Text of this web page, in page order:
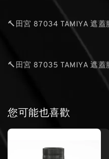
🔨田宮 87034 TAMIYA 遮蓋
🔨田宮 87035 TAMIYA 遮蓋
您可能也喜歡